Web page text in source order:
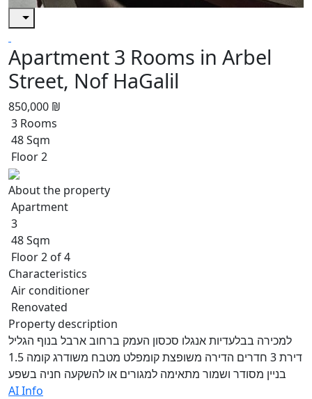
Apartment 3 Rooms in Arbel
Street, Nof HaGalil
850,000 ₪
3 Rooms
48 Sqm
Floor 2
About the property
Apartment
3
48 Sqm
Floor 2 of 4
Characteristics
Air conditioner
Renovated
Property description
למכירה בבלעדיות אנגלו סכסון העמק ברחוב ארבל בנוף הגליל
דירת 3 חדרים הדירה משופצת קומפלט מטבח משודרג קומה 1.5
בניין מסודר ושמור מתאימה למגורים או להשקעה חניה בשפע
AI Info